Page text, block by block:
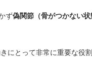
ず偽関節（骨がつかない状
にとって非常に重要な役